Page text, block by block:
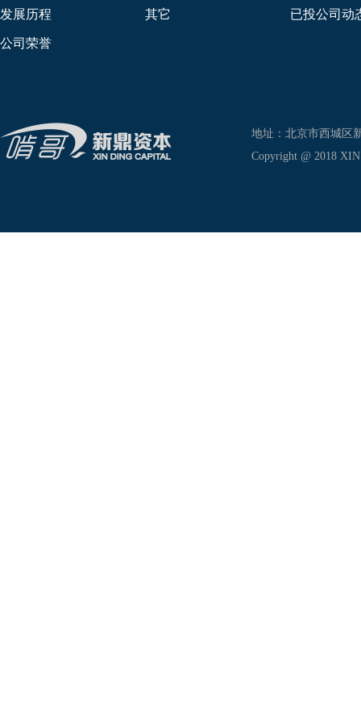
发展历程
公司荣誉
其它 已投公司动
地址：北京市西城区
Copyright @ 2018